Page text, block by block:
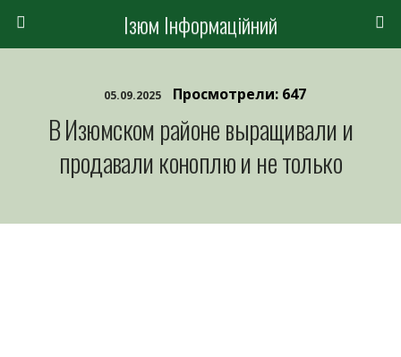
Ізюм Інформаційний
05.09.2025 Просмотрели: 647
В Изюмском районе выращивали и
продавали коноплю и не только